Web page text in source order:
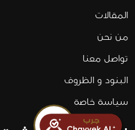
المقالات
من نحن
تواصل معنا
البنود و الظروف
سياسة خاصة